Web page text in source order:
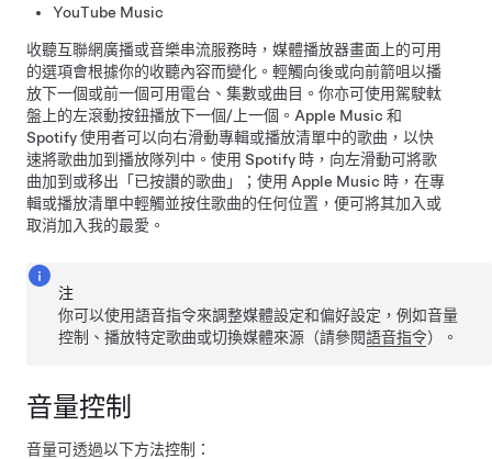
YouTube Music
收聽互聯網廣播或音樂串流服務時，媒體播放器畫面上的可用
的選項會根據你的收聽內容而變化。輕觸向後或向前箭咀以播
放下一個或前一個可用電台、集數或曲目。你亦可使用駕駛軚
盤 上的左滾動按鈕播放下一個/上一個。Apple Music 和
Spotify 使用者可以向右滑動專輯或播放清單中的歌曲，以快
速將歌曲加到播放隊列中。使用 Spotify 時，向左滑動可將歌
曲加到或移出「已按讚的歌曲」；使用 Apple Music 時，在專
輯或播放清單中輕觸並按住歌曲的任何位置，便可將其加入或
取消加入我的最愛。
注
你可以使用語音指令來調整媒體設定和偏好設定，例如音量
控制、播放特定歌曲或切換媒體來源（請參閱語音指令）。
音量控制
音量可透過以下方法控制：